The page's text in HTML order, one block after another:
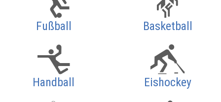
Fußball Basketball
Handball Eishockey